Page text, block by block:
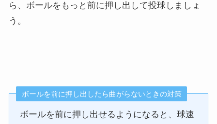
ら、ボールをもっと前に押し出して投球しましょ
う。
ボールを前に押し出したら曲がらないときの対策
ボールを前に押し出せるようになると、球速